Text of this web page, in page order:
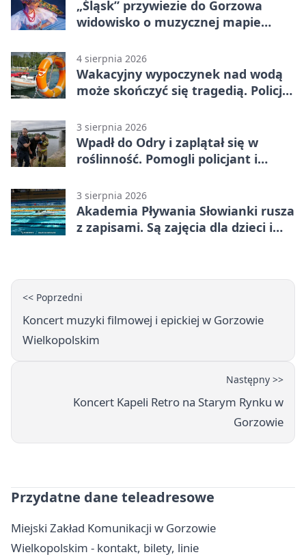
„Śląsk” przywiezie do Gorzowa
widowisko o muzycznej mapie
4 sierpnia 2026
Wakacyjny wypoczynek nad wodą
może skończyć się tragedią. Policja
3 sierpnia 2026
Wpadł do Odry i zaplątał się w
roślinność. Pomogli policjant i
3 sierpnia 2026
Akademia Pływania Słowianki rusza
z zapisami. Są zajęcia dla dzieci i
<< Poprzedni
Koncert muzyki filmowej i epickiej w Gorzowie
Wielkopolskim
Następny >>
Koncert Kapeli Retro na Starym Rynku w
Gorzowie
Przydatne dane teleadresowe
Miejski Zakład Komunikacji w Gorzowie
Wielkopolskim - kontakt, bilety, linie